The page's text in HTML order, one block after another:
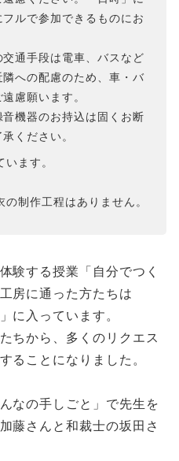
ルで参加できるものにお
交通手段は電車、バスなど
への配慮のため、車・バ
慮願います。
音機器のお持込は固くお断
ください。
ます。
制作工程はありません。
験する授業「自分でつく
房に通った方たちは
に入っています。
ちから、多くのリクエス
ることになりました。
なの手しごと」で先生を
藤さんと和裁士の坂田さ